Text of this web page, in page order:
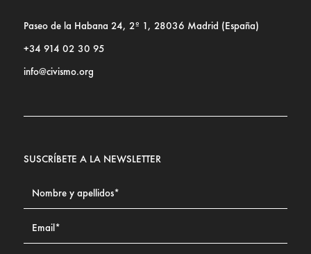
Paseo de la Habana 24, 2º 1, 28036 Madrid (España)
+34 914 02 30 95
info@civismo.org
SUSCRÍBETE A LA NEWSLETTER